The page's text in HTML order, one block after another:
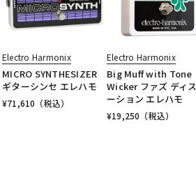
Electro Harmonix
MICRO SYNTHESIZER
ギターシンセ エレハモ
¥71,610 （税込）
Electro Harmonix
Big Muff with Tone
Wicker ファズ ディ
ーション エレハモ
¥19,250 （税込）